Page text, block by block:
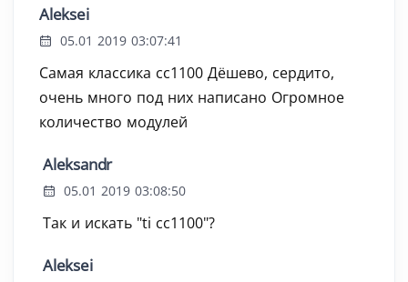
Aleksei
05.01 2019 03:07:41
Самая классика cc1100 Дёшево, сердито,
очень много под них написано Огромное
количество модулей
Aleksandr
05.01 2019 03:08:50
Так и искать "ti cc1100"?
Aleksei